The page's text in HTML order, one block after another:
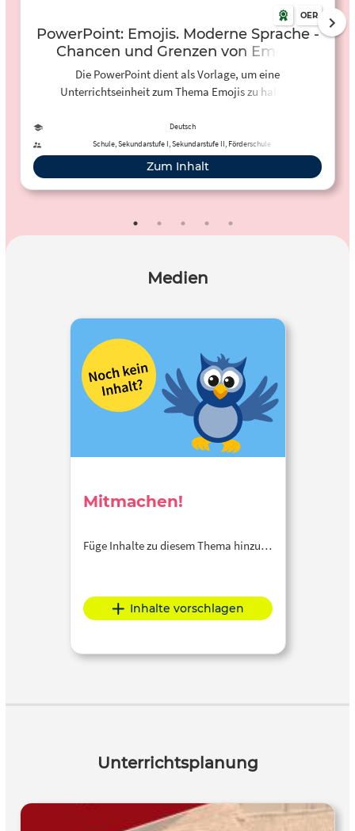
OER
PowerPoint: Emojis. Moderne Sprache -
Chancen und Grenzen von Emojis
Die PowerPoint dient als Vorlage, um eine
Unterrichtseinheit zum Thema Emojis zu halten.
Deutsch
Schule, Sekundarstufe I, Sekundarstufe II, Förderschule
Zum Inhalt
Medien
Mitmachen!
Füge Inhalte zu diesem Thema hinzu…
Inhalte vorschlagen
Unterrichtsplanung